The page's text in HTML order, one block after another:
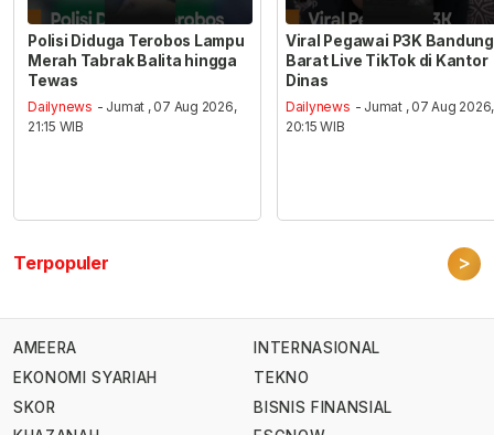
Polisi Diduga Terobos Lampu
Merah Tabrak Balita hingga
Tewas
Dailynews - Jumat , 07 Aug 2026,
21:15 WIB
Viral Pegawai P3K Bandung
Barat Live TikTok di Kantor
Dinas
Dailynews - Jumat , 07 Aug 2026,
20:15 WIB
Terpopuler >
AMEERA
EKONOMI SYARIAH
SKOR
INTERNASIONAL
TEKNO
BISNIS FINANSIAL